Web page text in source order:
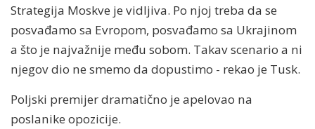
Strategija Moskve je vidljiva. Po njoj treba da se
posvađamo sa Evropom, posvađamo sa Ukrajinom
a što je najvažnije među sobom. Takav scenario a ni
njegov dio ne smemo da dopustimo - rekao je Tusk.
Poljski premijer dramatično je apelovao na
poslanike opozicije.